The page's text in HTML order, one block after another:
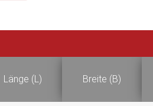
Länge (L) Breite (B)